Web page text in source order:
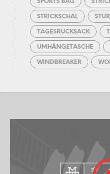
SPORTS BAG
STRICKSCHAL
TAGESRUCKSACK
UMHÄNGETASCHE
WINDBREAKER